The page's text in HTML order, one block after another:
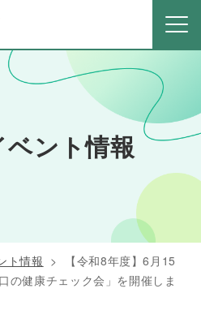
ント情報
ト情報 >
【令和8年度】6月15
の健康チェック会」を開催しま